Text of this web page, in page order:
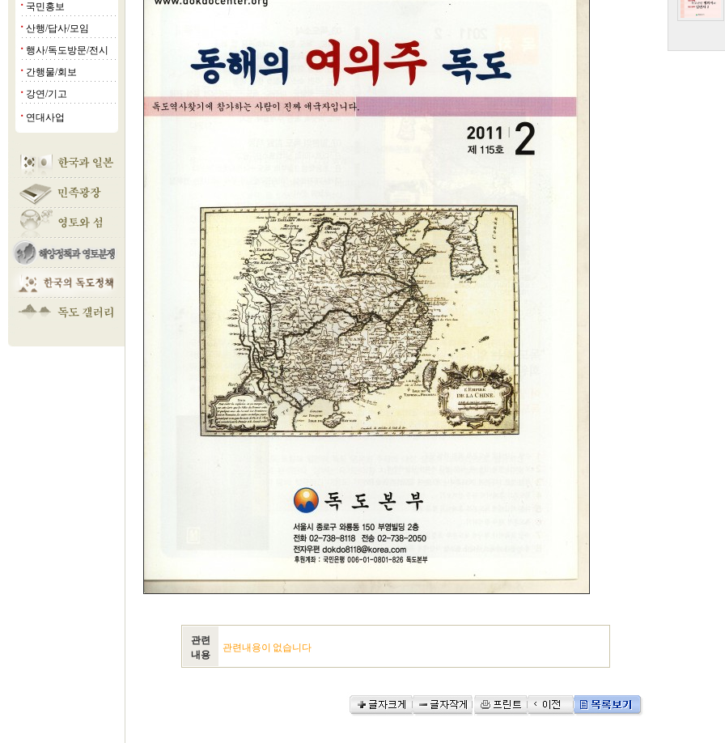
■ 국민홍보
■ 산행/답사/모임
■ 행사/독도방문/전시
■ 간행물/회보
■ 강연/기고
■ 연대사업
관련
내용
관련내용이 없습니다